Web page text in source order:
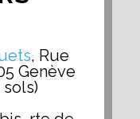
, Rue
Genève